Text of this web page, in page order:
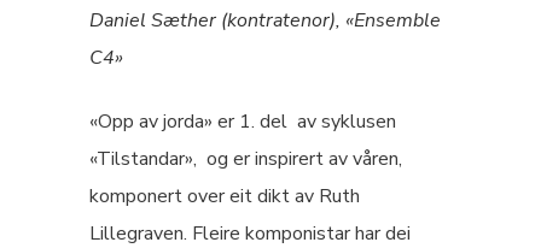
Daniel Sæther (kontratenor), «Ensemble
C4»
«Opp av jorda» er 1. del av syklusen
«Tilstandar», og er inspirert av våren,
komponert over eit dikt av Ruth
Lillegraven. Fleire komponistar har dei